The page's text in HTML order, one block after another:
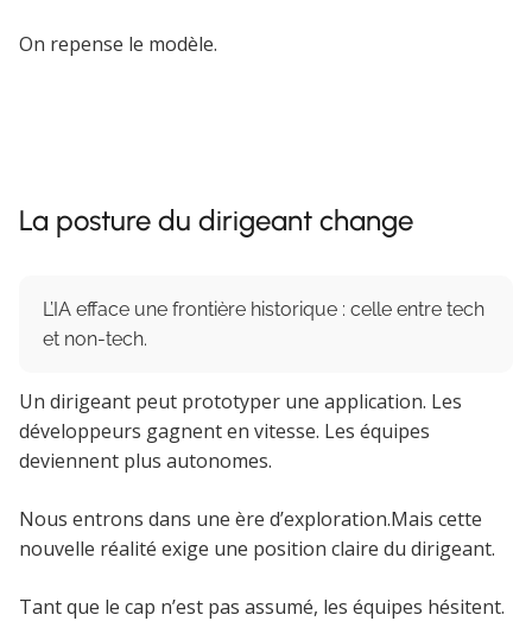
On repense le modèle.
La posture du dirigeant change
L’IA efface une frontière historique : celle entre tech
et non-tech.
Un dirigeant peut prototyper une application. Les
développeurs gagnent en vitesse. Les équipes
deviennent plus autonomes.
Nous entrons dans une ère d’exploration.Mais cette
nouvelle réalité exige une position claire du dirigeant.
Tant que le cap n’est pas assumé, les équipes hésitent.